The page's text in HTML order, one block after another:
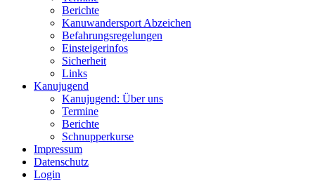
Berichte
Kanuwandersport Abzeichen
Befahrungsregelungen
Einsteigerinfos
Sicherheit
Links
Kanujugend
Kanujugend: Über uns
Termine
Berichte
Schnupperkurse
Impressum
Datenschutz
Login